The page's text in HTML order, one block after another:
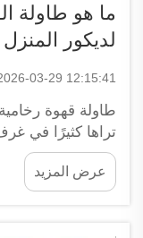
ما هو طاولة
لديكور المنزل
03-29 12:15:41
طاولة قهوة
تراها كثيرًا في
لذا تبدو فاخرة
ويتوفر الرخام
تبدو...
عرض المزيد